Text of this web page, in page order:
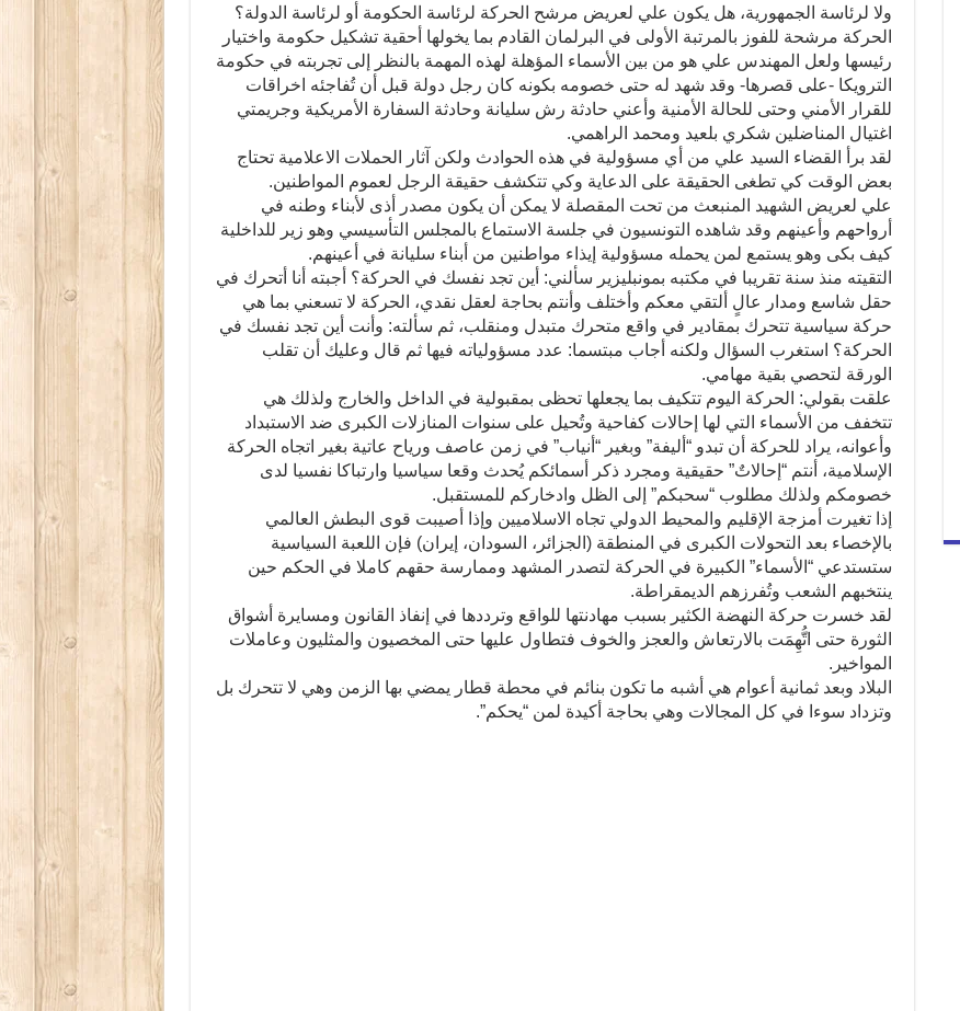
ولا لرئاسة الجمهورية، هل يكون علي لعريض مرشح الحركة لرئاسة الحكومة أو لرئاسة الدولة؟
الحركة مرشحة للفوز بالمرتبة الأولى في البرلمان القادم بما يخولها أحقية تشكيل حكومة واختيار
رئيسها ولعل المهندس علي هو من بين الأسماء المؤهلة لهذه المهمة بالنظر إلى تجربته في حكومة
الترويكا -على قصرها- وقد شهد له حتى خصومه بكونه كان رجل دولة قبل أن تُفاجئه اخراقات
للقرار الأمني وحتى للحالة الأمنية وأعني حادثة رش سليانة وحادثة السفارة الأمريكية وجريمتي
اغتيال المناضلين شكري بلعيد ومحمد الراهمي.
لقد برأ القضاء السيد علي من أي مسؤولية في هذه الحوادث ولكن آثار الحملات الاعلامية تحتاج
بعض الوقت كي تطغى الحقيقة على الدعاية وكي تتكشف حقيقة الرجل لعموم المواطنين.
علي لعريض الشهيد المنبعث من تحت المقصلة لا يمكن أن يكون مصدر أذى لأبناء وطنه في
أرواحهم وأعينهم وقد شاهده التونسيون في جلسة الاستماع بالمجلس التأسيسي وهو زير للداخلية
كيف بكى وهو يستمع لمن يحمله مسؤولية إيذاء مواطنين من أبناء سليانة في أعينهم.
التقيته منذ سنة تقريبا في مكتبه بمونبليزير سألني: أين تجد نفسك في الحركة؟ أجبته أنا أتحرك في
حقل شاسع ومدار عالٍ ألتقي معكم وأختلف وأنتم بحاجة لعقل نقدي، الحركة لا تسعني بما هي
حركة سياسية تتحرك بمقادير في واقع متحرك متبدل ومنقلب، ثم سألته: وأنت أين تجد نفسك في
الحركة؟ استغرب السؤال ولكنه أجاب مبتسما: عدد مسؤولياته فيها ثم قال وعليك أن تقلب
الورقة لتحصي بقية مهامي.
علقت بقولي: الحركة اليوم تتكيف بما يجعلها تحظى بمقبولية في الداخل والخارج ولذلك هي
تتخفف من الأسماء التي لها إحالات كفاحية وتُحيل على سنوات المنازلات الكبرى ضد الاستبداد
وأعوانه، يراد للحركة أن تبدو “أليفة” وبغير “أنياب” في زمن عاصف ورياح عاتية بغير اتجاه الحركة
الإسلامية، أنتم “إحالاتٌ” حقيقية ومجرد ذكر أسمائكم يُحدث وقعا سياسيا وارتباكا نفسيا لدى
خصومكم ولذلك مطلوب “سحبكم” إلى الظل وادخاركم للمستقبل.
إذا تغيرت أمزجة الإقليم والمحيط الدولي تجاه الاسلاميين وإذا أصيبت قوى البطش العالمي
بالإخصاء بعد التحولات الكبرى في المنطقة (الجزائر، السودان، إيران) فإن اللعبة السياسية
ستستدعي “الأسماء” الكبيرة في الحركة لتصدر المشهد وممارسة حقهم كاملا في الحكم حين
ينتخبهم الشعب وتُفرزهم الديمقراطة.
لقد خسرت حركة النهضة الكثير بسبب مهادنتها للواقع وترددها في إنفاذ القانون ومسايرة أشواق
الثورة حتى اتُّهِمَت بالارتعاش والعجز والخوف فتطاول عليها حتى المخصيون والمثليون وعاملات
المواخير.
البلاد وبعد ثمانية أعوام هي أشبه ما تكون بنائم في محطة قطار يمضي بها الزمن وهي لا تتحرك بل
وتزداد سوءا في كل المجالات وهي بحاجة أكيدة لمن “يحكم”.